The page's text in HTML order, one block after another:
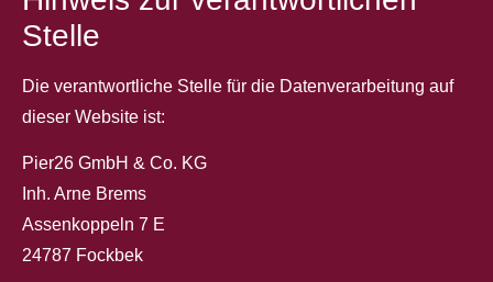
Stelle
Die verantwortliche Stelle für die Datenverarbeitung auf
dieser Website ist:
Pier26 GmbH & Co. KG
Inh. Arne Brems
Assenkoppeln 7 E
24787 Fockbek